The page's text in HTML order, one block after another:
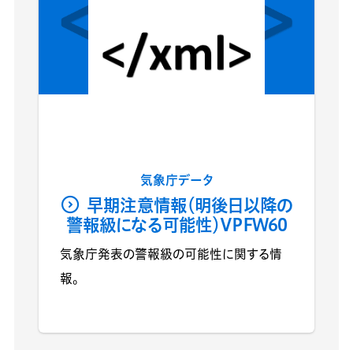
気象庁データ
早期注意情報（明後日以降の
警報級になる可能性）VPFW60
気象庁発表の警報級の可能性に関する情
報。